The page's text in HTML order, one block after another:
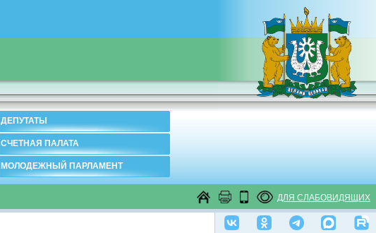
ДЕПУТАТЫ
СЧЕТНАЯ ПАЛАТА
МОЛОДЕЖНЫЙ ПАРЛАМЕНТ
ДЛЯ СЛАБОВИДЯЩИХ